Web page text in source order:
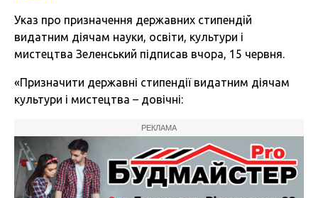
Указ про призначення державних стипендій
видатним діячам науки, освіти, культури і
мистецтва Зеленський підписав вчора, 15 червня.
«Призначити державні стипендії видатним діячам
культури і мистецтва – довічні:
РЕКЛАМА